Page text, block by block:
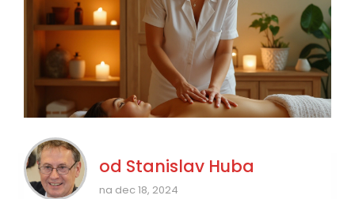
od Stanislav Huba
na dec 18, 2024